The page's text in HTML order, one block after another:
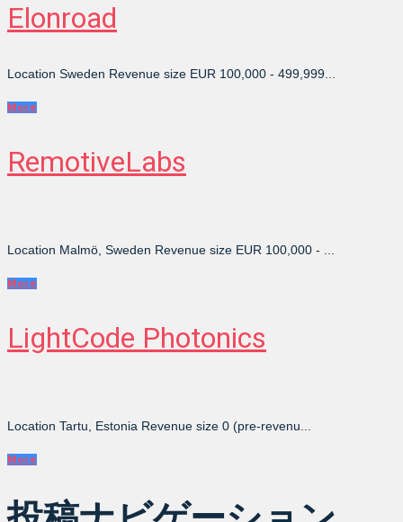
Elonroad
Location Sweden Revenue size EUR 100,000 - 499,999...
More
RemotiveLabs
Location Malmö, Sweden Revenue size EUR 100,000 - ...
More
LightCode Photonics
Location Tartu, Estonia Revenue size 0 (pre-revenu...
More